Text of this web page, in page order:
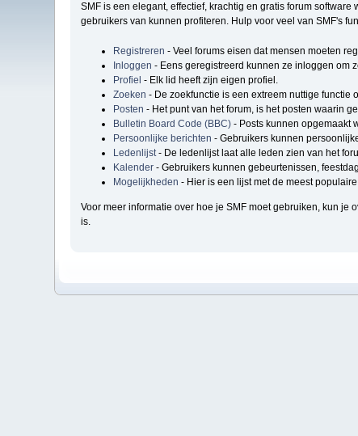
SMF is een elegant, effectief, krachtig en gratis forum
gebruikers van kunnen profiteren. Hulp voor veel van SMF's
Registreren - Veel forums eisen dat mensen moeten
Inloggen - Eens geregistreerd kunnen ze inloggen om
Profiel - Elk lid heeft zijn eigen profiel.
Zoeken - De zoekfunctie is een extreem nuttige functie
Posten - Het punt van het forum, is het posten waarin
Bulletin Board Code (BBC)- Posts kunnen opgemaakt
Persoonlijke berichten - Gebruikers kunnen
Ledenlijst- De ledenlijst laat alle leden zien van het
Kalender- Gebruikers kunnen gebeurtenissen,
Mogelijkheden - Hier is een lijst met de meest
Voor meer informatie over hoe je SMF moet gebruiken, kun je
is.